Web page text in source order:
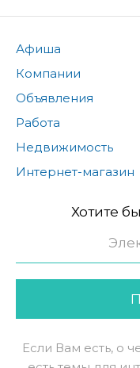
Афиша
Компании
Объявления
Работа
Недвижимость
Интернет-магазин
Хотите
Если Вам есть, о